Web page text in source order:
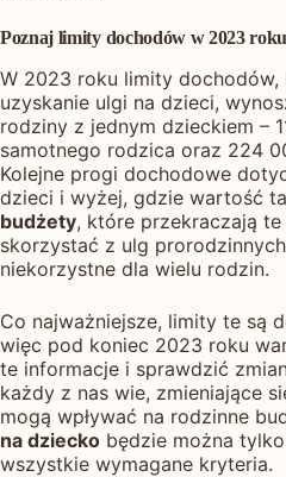
Poznaj limity dochodów w 2023 roku
W 2023 roku limity dochodów,
uzyskanie ulgi na dzieci,
rodziny z jednym dzieckiem –
samotnego rodzica oraz 224
Kolejne progi dochodowe
dzieci i wyżej, gdzie wartość
budżety, które przekraczają te
skorzystać z ulg
niekorzystne dla wielu rodzin.
Co najważniejsze, limity te są
więc pod koniec 2023 roku
te informacje i sprawdzić
każdy z nas wie, zmieniające
mogą wpływać na rodzinne
na dziecko będzie można
wszystkie wymagane kryteria.